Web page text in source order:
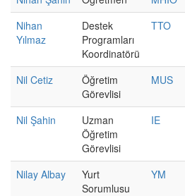
Nihan
Yılmaz
Destek
Programları
Koordinatörü
TTO
Nil Cetiz
Öğretim
Görevlisi
MUS
Nil Şahin
Uzman
Öğretim
Görevlisi
IE
Nilay Albay
Yurt
Sorumlusu
YM